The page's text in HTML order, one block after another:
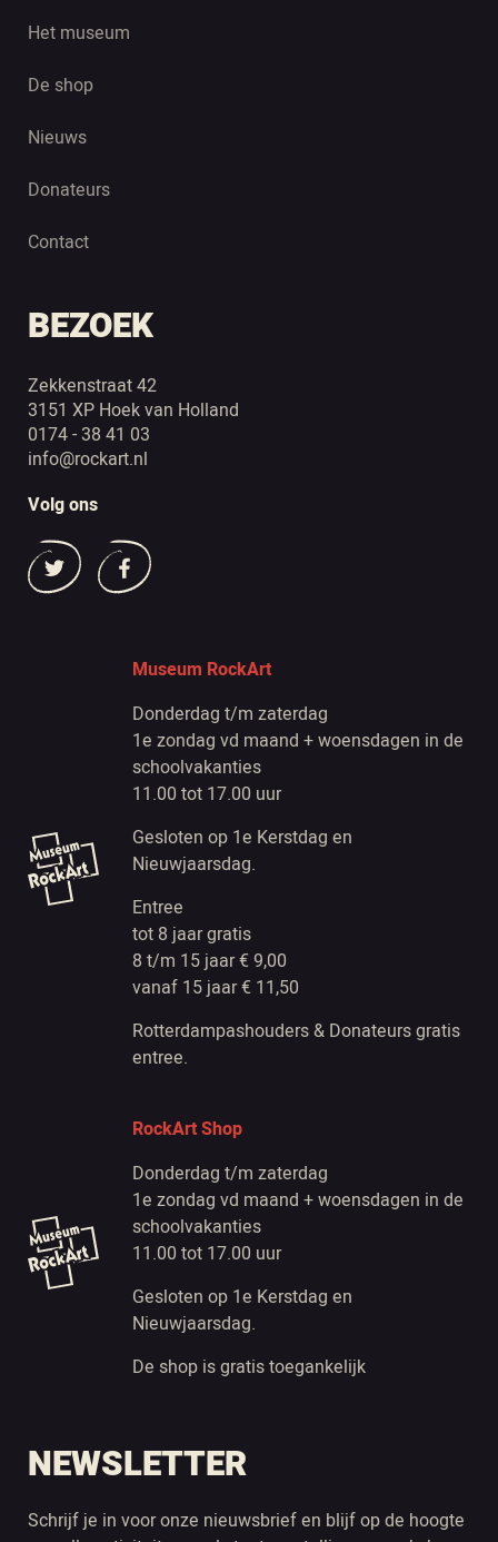
Het museum
De shop
Nieuws
Donateurs
Contact
BEZOEK
Zekkenstraat 42
3151 XP Hoek van Holland
0174 - 38 41 03
info@rockart.nl
Volg ons
Museum RockArt
Donderdag t/m zaterdag
1e zondag vd maand + woensdagen in de
schoolvakanties
11.00 tot 17.00 uur
Gesloten op 1e Kerstdag en
Nieuwjaarsdag.
Entree
tot 8 jaar gratis
8 t/m 15 jaar € 9,00
vanaf 15 jaar € 11,50
Rotterdampashouders & Donateurs gratis
entree.
RockArt Shop
Donderdag t/m zaterdag
1e zondag vd maand + woensdagen in de
schoolvakanties
11.00 tot 17.00 uur
Gesloten op 1e Kerstdag en
Nieuwjaarsdag.
De shop is gratis toegankelijk
NEWSLETTER
Schrijf je in voor onze nieuwsbrief en blijf op de hoogte